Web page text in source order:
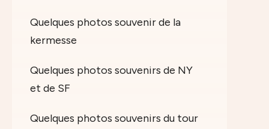
Quelques photos souvenir de la
kermesse
Quelques photos souvenirs de NY
et de SF
Quelques photos souvenirs du tour